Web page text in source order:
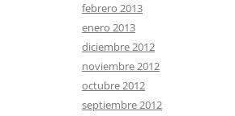
febrero 2013
enero 2013
diciembre 2012
noviembre 2012
octubre 2012
septiembre 2012